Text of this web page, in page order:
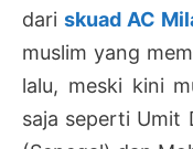
dariskuad AC
muslim yang
lalu, meski kini
saja seperti Umit